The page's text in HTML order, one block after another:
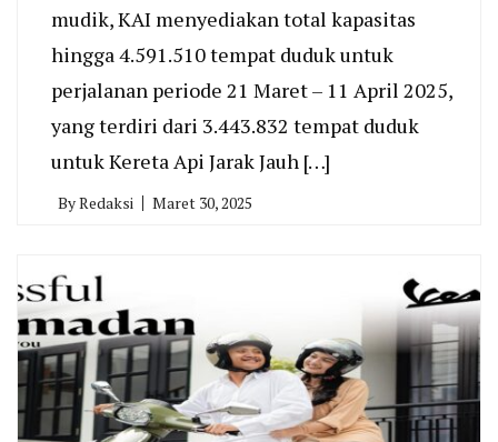
mudik, KAI menyediakan total kapasitas
hingga 4.591.510 tempat duduk untuk
perjalanan periode 21 Maret – 11 April 2025,
yang terdiri dari 3.443.832 tempat duduk
untuk Kereta Api Jarak Jauh […]
ByRedaksi Maret 30, 2025